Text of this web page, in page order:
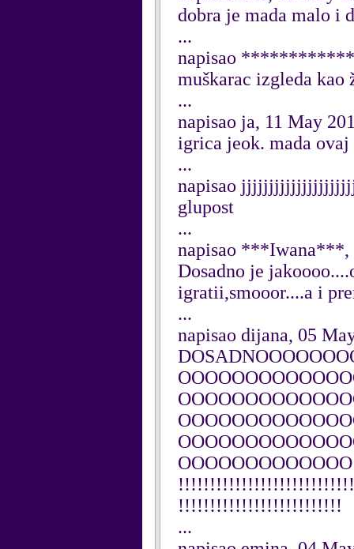
dobra je mada malo i
...
napisao
muškarac izgleda kao
...
napisao ja, 11 May
igrica jeok. mada
...
napisao
glupost
...
napisao ***Iwana***,
Dosadno je
igratii,smooor....a i
...
napisao dijana, 05
!!!!!!!!!!!!!!!!!!!!!!!!!!
...